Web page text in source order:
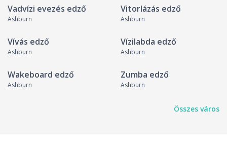
Vadvízi evezés edző
Ashburn
Vitorlázás edző
Ashburn
Vívás edző
Ashburn
Vízilabda edző
Ashburn
Wakeboard edző
Ashburn
Zumba edző
Ashburn
Összes város